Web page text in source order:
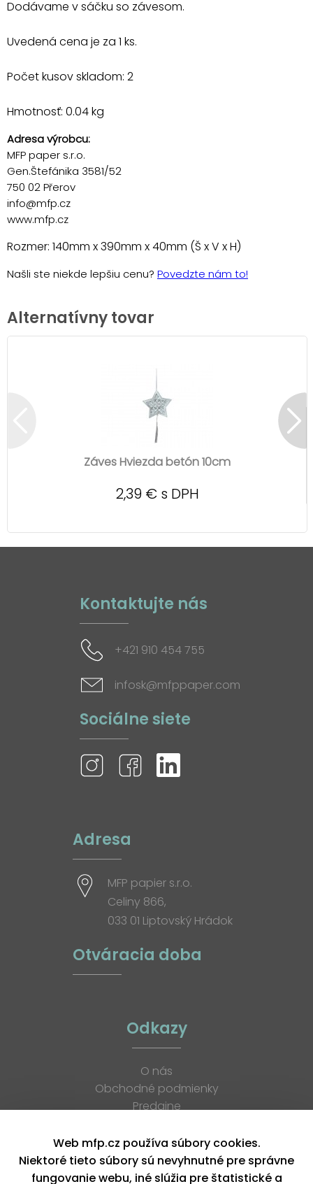
Dodávame v sáčku so závesom.
Uvedená cena je za 1 ks.
Počet kusov skladom: 2
Hmotnosť: 0.04 kg
Adresa výrobcu:
MFP paper s.r.o.
Gen.Štefánika 3581/52
750 02 Přerov
info@mfp.cz
www.mfp.cz
Rozmer: 140mm x 390mm x 40mm (Š x V x H)
Našli ste niekde lepšiu cenu? Povedzte nám to!
Alternatívny tovar
Záves Hviezda betón 10cm
2,39 € s DPH
Kontaktujte nás
+421 910 454 755
infosk@mfppaper.com
Sociálne siete
Adresa
MFP papier s.r.o.
Celiny 866,
033 01 Liptovský Hrádok
Otváracia doba
Odkazy
O nás
Obchodné podmienky
Predajne
K stiahnutiu
Blog
Kontakt
Web mfp.cz používa súbory cookies.
Niektoré tieto súbory sú nevyhnutné pre správne
fungovanie webu, iné slúžia pre štatistické a